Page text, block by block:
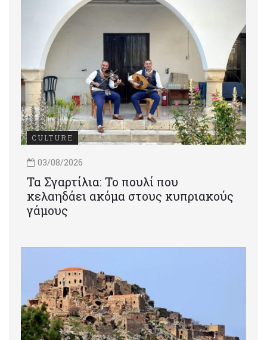
CULTURE
03/08/2026
Τα Σγαρτίλια: Το πουλί που
κελαηδάει ακόμα στους κυπριακούς
γάμους